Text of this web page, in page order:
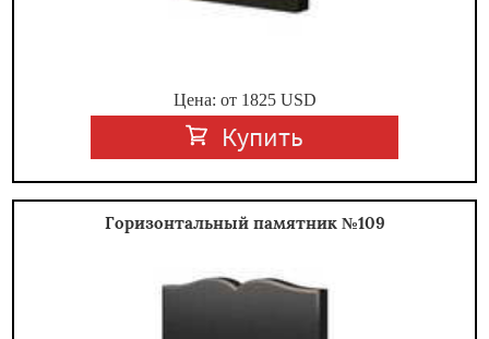
Цена: от 1825USD
Купить
Горизонтальный памятник №109